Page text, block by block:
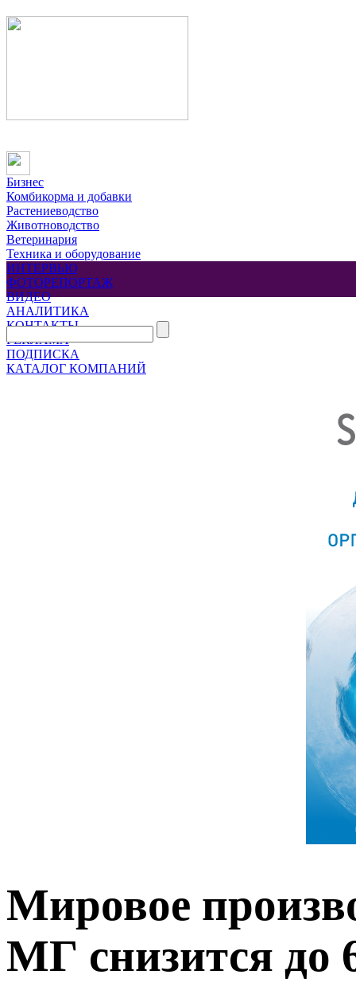
Бизнес
Комбикорма и добавки
Растениеводство
Животноводство
Ветеринария
Техника и оборудование
ИНТЕРВЬЮ
ФОТОРЕПОРТАЖ
ВИДЕО
АНАЛИТИКА
КОНТАКТЫ
РЕКЛАМА
ПОДПИСКА
КАТАЛОГ КОМПАНИЙ
Мировое
МГ снизится до